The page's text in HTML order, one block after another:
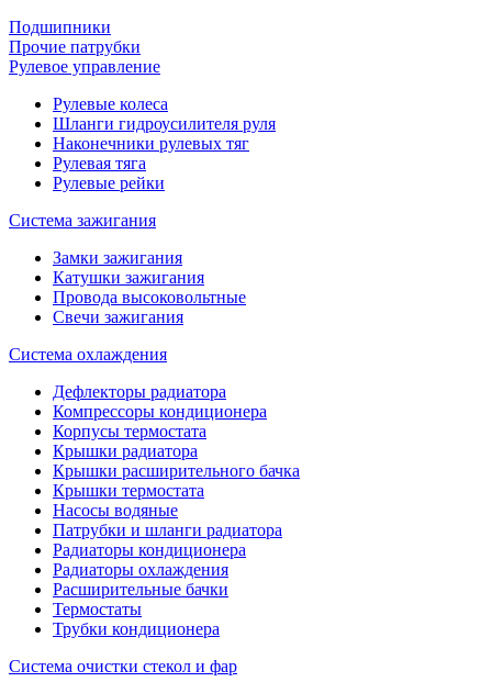
Подшипники
Прочие патрубки
Рулевое управление
Рулевые колеса
Шланги гидроусилителя руля
Наконечники рулевых тяг
Рулевая тяга
Рулевые рейки
Система зажигания
Замки зажигания
Катушки зажигания
Провода высоковольтные
Свечи зажигания
Система охлаждения
Дефлекторы радиатора
Компрессоры кондиционера
Корпусы термостата
Крышки радиатора
Крышки расширительного бачка
Крышки термостата
Насосы водяные
Патрубки и шланги радиатора
Радиаторы кондиционера
Радиаторы охлаждения
Расширительные бачки
Термостаты
Трубки кондиционера
Система очистки стекол и фар